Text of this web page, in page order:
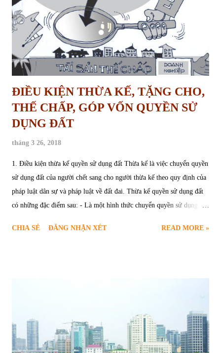
chưa mất quốc tịch Việt Nam mà không có giấy tờ chứng minh quốc
tịch Việt Nam thì đăng ký với cơ quan đại diện Việt Nam ở nước
ngoài để được xác đ...
ĐIỀU KIỆN THỪA KẾ, TẶNG CHO,
THẾ CHẤP, GÓP VỐN QUYỀN SỬ
DỤNG ĐẤT
tháng 3 26, 2018
1. Điều kiện thừa kế quyền sử dụng đất Thừa kế là việc chuyển quyền
sử dụng đất của người chết sang cho người thừa kế theo quy định của
pháp luật dân sự và pháp luật về đất đai. Thừa kế quyền sử dụng đất
có những đặc điểm sau: - Là một hình thức chuyển quyền sử dụng
Điều kiện thừa kế quyền sử dụng đất quy định tại điểm đ khoản 1
ở. - Chủ thể để thừa kế là cá nhân sử dụng đất; thành viên hộ gia đình
được nhà nước giao đất; người Việt Nam định cư ở nước ngoài sở hữu
nhà ở gắn liền với đất ở Việt Nam. Theo đó, đối với tổ chức, hộ gia
CHIA SẺ ĐĂNG NHẬN XÉT READ MORE »